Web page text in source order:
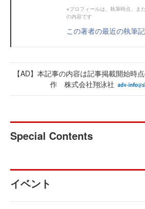
※プロフィールは、執筆時点、ま
の内容です
この著者の最近の執筆
【AD】本記事の内容は記事掲載開始
作 株式会社翔泳社
Special Contents
イベント